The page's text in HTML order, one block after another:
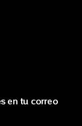
en tu correo